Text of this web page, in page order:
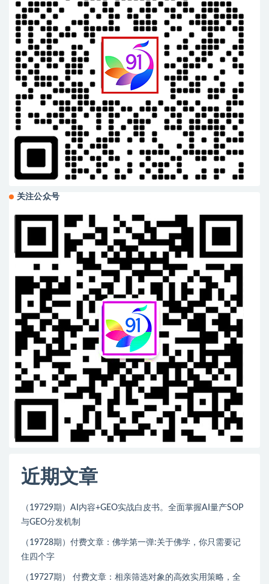
关注公众号
近期文章
（19729期）AI内容+GEO实战白皮书。全面掌握AI量产SOP
与GEO分发机制
（19728期）付费文章：佛学第一弹:关于佛学，你只需要记
住四个字
（19727期） 付费文章：相亲筛选对象的高效实用策略，全